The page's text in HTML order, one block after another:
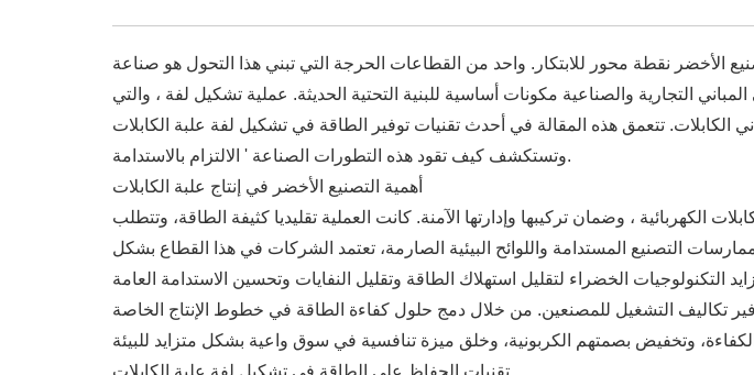
الأخضر نقطة محور للابتكار. واحد من القطاعات الحرجة التي تبني هذا التحول هو صناعة
التجارية والصناعية مكونات أساسية للبنية التحتية الحديثة. عملية تشكيل لفة ، والتي
تتعمق هذه المقالة في أحدث تقنيات توفير الطاقة في تشكيل لفة علبة الكابلات
وتستكشف كيف تقود هذه التطورات الصناعة ' الالتزام بالاستدامة.
أهمية التصنيع الأخضر في إنتاج علبة الكابلات
الكهربائية ، وضمان تركيبها وإدارتها الآمنة. كانت العملية تقليديا كثيفة الطاقة، وتتطلب
التصنيع المستدامة واللوائح البيئية الصارمة، تعتمد الشركات في هذا القطاع بشكل
تكاليف التشغيل للمصنعين. من خلال دمج حلول كفاءة الطاقة في خطوط الإنتاج الخاصة
تقنيات الحفاظ على الطاقة في تشكيل لفة علبة الكابلات